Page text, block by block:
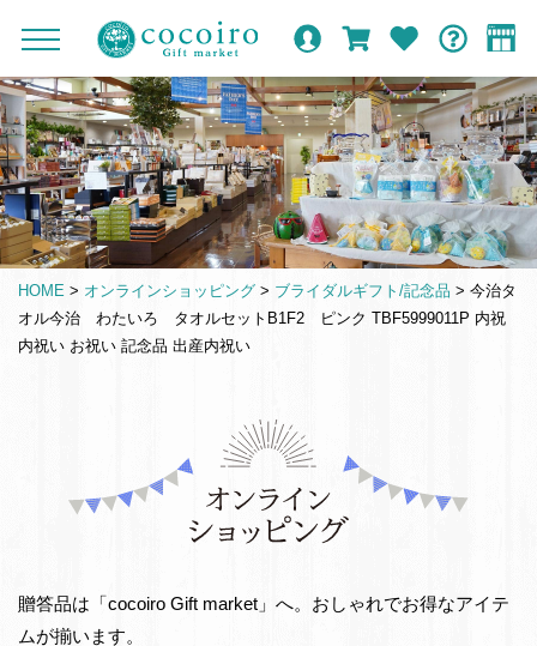
c
o
c
o
i
r
o
G
i
r
t
ま
で
ス
キ
ッ
プ
す
る
ロ
グ
イ
ン
カ
ー
ト
お
気
に
入
り
ガ
イ
ド
オ
ン
ラ
イ
ン
シ
ョ
ッ
プ
メ
ン
ナ
ビ
ゲ
ー
シ
ョ
ン
メ
ニ
ュ
ー
を
開
閉
HOME > オンラインショッピング > ブライダルギフト/記念品 > 今治タ
オル今治 わたいろ タオルセットB1F2 ピンク TBF5999011P 内祝
内祝い お祝い 記念品 出産内祝い
物・
贈答品は「cocoiro Gift market」へ。おしゃれでお得なアイテ
ムが揃います。